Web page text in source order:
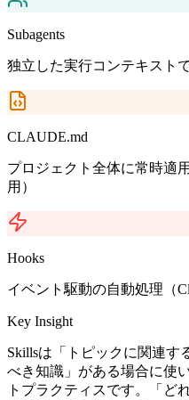
Subagents
独立した実行コンテキスト
CLAUDE.md
プロジェクト全体に常時適
用）
Hooks
イベント駆動の自動処理（
Key Insight
Skillsは「トピックに関連す
べき知識」がある場合に使
トプラクティスです。「ど